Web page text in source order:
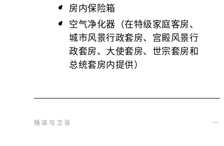
房内保险箱
空气净化器（在特级家庭客房、
城市风景行政套房、宫殿风景行
政套房、大使套房、世宗套房和
总统套房内提供）
睡床与卫浴